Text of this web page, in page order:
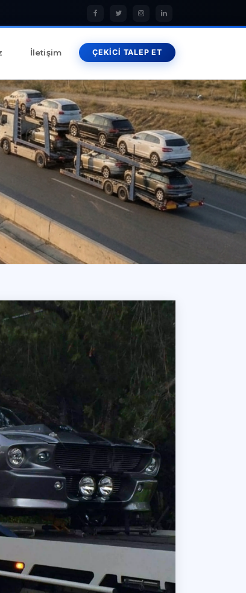
İletişim ÇEKİCİ TALEP ET